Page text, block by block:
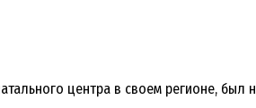
центра в своем регионе, был